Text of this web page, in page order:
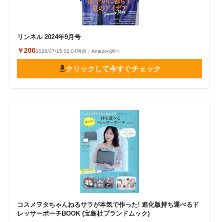
リンネル 2024年9月号
￥2002026/07/15 02:04時点｜Amazon調べ
クリックして今すぐチェック
コスメヲタちゃんねるサラが本気で作った! 進化版持ち運べるド
レッサーポーチBOOK (宝島社ブランドムック)